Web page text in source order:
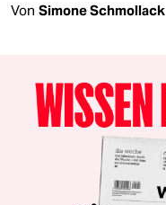
Von Simone Schmollack